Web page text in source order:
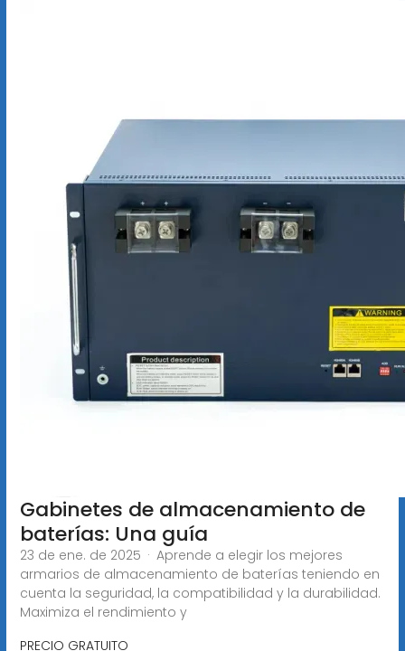
Gabinetes de almacenamiento de
baterías: Una guía
23 de ene. de 2025 · Aprende a elegir los mejores
armarios de almacenamiento de baterías teniendo en
cuenta la seguridad, la compatibilidad y la durabilidad.
Maximiza el rendimiento y
PRECIO GRATUITO